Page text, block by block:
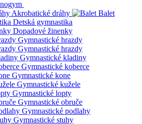
Akrobatické dráhy
Balet
Detská gymnastika
Dopadové žinenky
Gymnastické hrazdy
Gymnastické hrazdy
Gymnastické kladiny
Gymnastické koberce
Gymnastické kone
Gymnastické kužele
Gymnastické lopty
Gymnastické obruče
Gymnastické podlahy
Gymnastické stuhy